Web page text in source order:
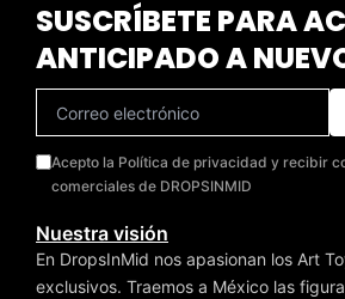
SUSCRÍBETE PARA
ANTICIPADO A
Acepto la Política de privacidad y recibir
comerciales de DROPSINMID
Nuestra visión
En DropsInMid nos apasionan los Art
exclusivos. Traemos a México las